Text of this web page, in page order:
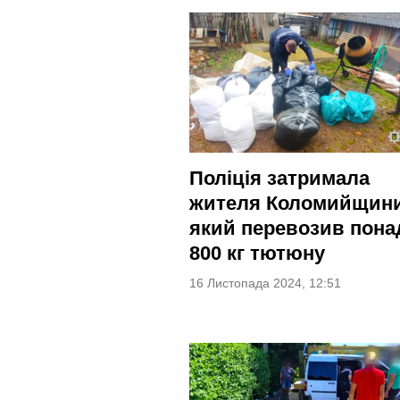
Поліція затримала
жителя
який перевозив
800 кг тютюну
16 Листопада 2024, 12:51